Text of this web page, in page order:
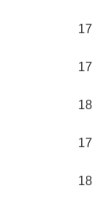
17
17
18
17
18